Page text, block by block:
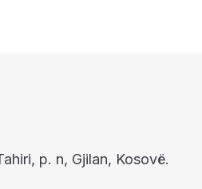
p. n, Gjilan, Kosovë.